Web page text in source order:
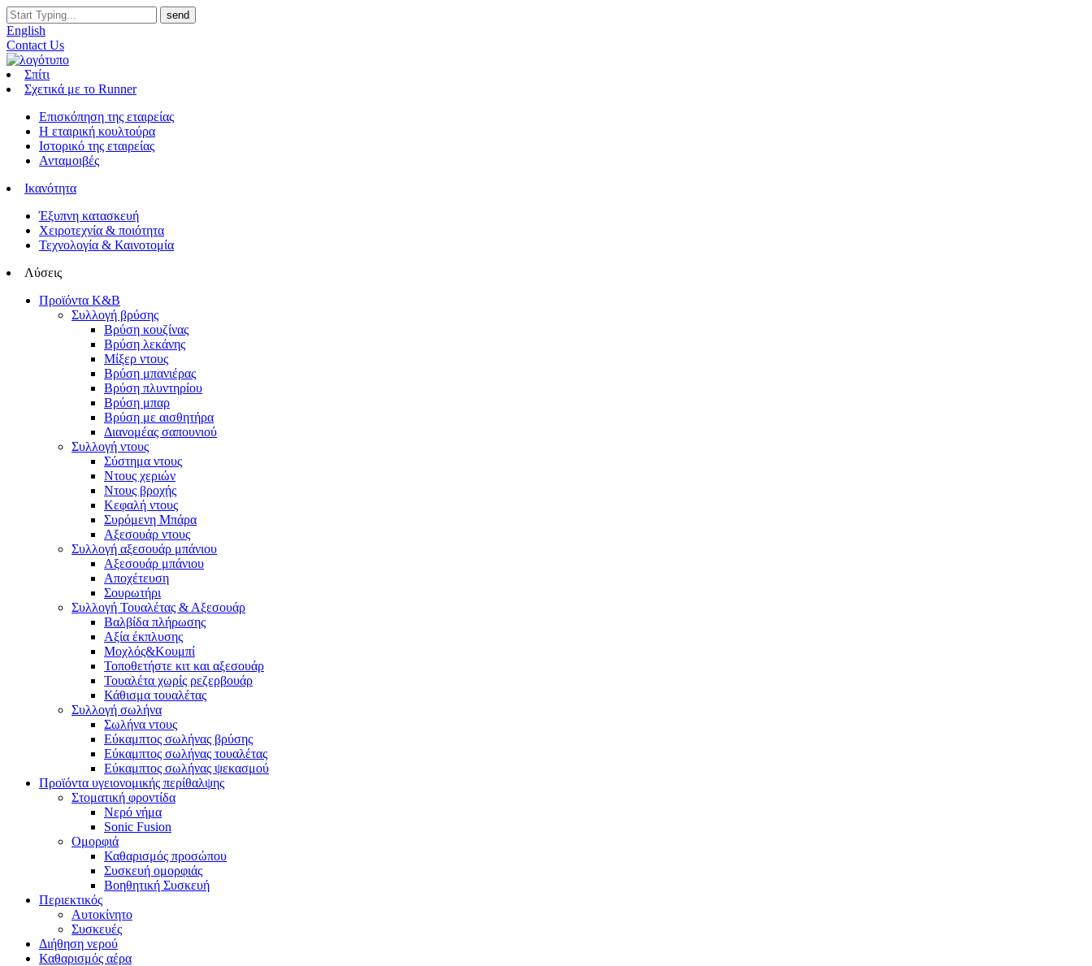
English
Contact Us
Σπίτι
Σχετικά με το Runner
Επισκόπηση της εταιρείας
Η εταιρική κουλτούρα
Ιστορικό της εταιρείας
Ανταμοιβές
Ικανότητα
Έξυπνη κατασκευή
Χειροτεχνία & ποιότητα
Τεχνολογία & Καινοτομία
Λύσεις
Προϊόντα K&B
Συλλογή βρύσης
Βρύση κουζίνας
Βρύση λεκάνης
Μίξερ ντους
Βρύση μπανιέρας
Βρύση πλυντηρίου
Βρύση μπαρ
Βρύση με αισθητήρα
Διανομέας σαπουνιού
Συλλογή ντους
Σύστημα ντους
Ντους χεριών
Ντους βροχής
Κεφαλή ντους
Συρόμενη Μπάρα
Αξεσουάρ ντους
Συλλογή αξεσουάρ μπάνιου
Αξεσουάρ μπάνιου
Αποχέτευση
Σουρωτήρι
Συλλογή Τουαλέτας & Αξεσουάρ
Βαλβίδα πλήρωσης
Αξία έκπλυσης
Μοχλός&Κουμπί
Τοποθετήστε κιτ και αξεσουάρ
Τουαλέτα χωρίς ρεζερβουάρ
Κάθισμα τουαλέτας
Συλλογή σωλήνα
Σωλήνα ντους
Εύκαμπτος σωλήνας βρύσης
Εύκαμπτος σωλήνας τουαλέτας
Εύκαμπτος σωλήνας ψεκασμού
Προϊόντα υγειονομικής περίθαλψης
Στοματική φροντίδα
Νερό νήμα
Sonic Fusion
Ομορφιά
Καθαρισμός προσώπου
Συσκευή ομορφιάς
Βοηθητική Συσκευή
Περιεκτικός
Αυτοκίνητο
Συσκευές
Διήθηση νερού
Καθαρισμός αέρα